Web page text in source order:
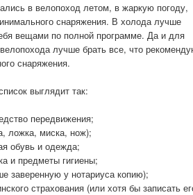
в велопоход летом, в жаркую погоду,
снаряжения. В холода лучше
вещами по полной программе. Да и для
лучше брать все, что
снаряжения.
выглядит так:
передвижения;
ложка, миска, нож);
обувь и одежда;
и предметы гигиены;
заверенную у нотариуса копию);
страхования (или хотя бы записать